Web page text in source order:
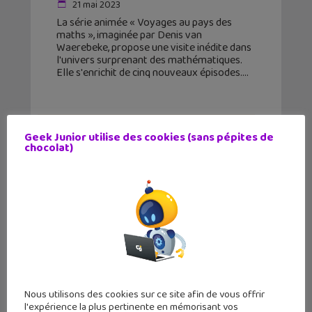
21 mai 2023
La série animée « Voyages au pays des
maths », imaginée par Denis van
Waerebeke, propose une visite inédite dans
l'univers surprenant des mathématiques.
Elle s'enrichit de cinq nouveaux épisodes.
Geek Junior utilise des cookies (sans pépites de
chocolat)
Nous utilisons des cookies sur ce site afin de vous offrir
l'expérience la plus pertinente en mémorisant vos